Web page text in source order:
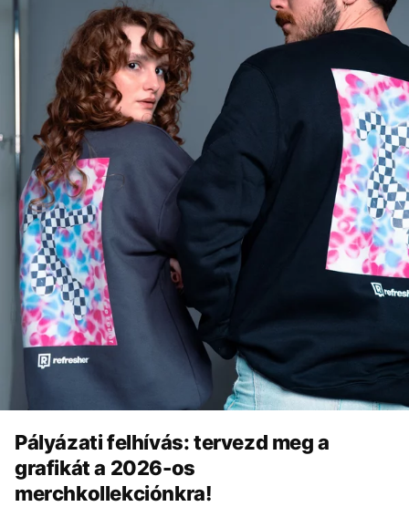
Pályázati felhívás: tervezd meg a
grafikát a 2026-os
merchkollekciónkra!